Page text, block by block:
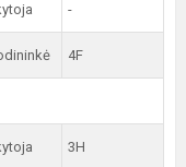
-
4F
3H